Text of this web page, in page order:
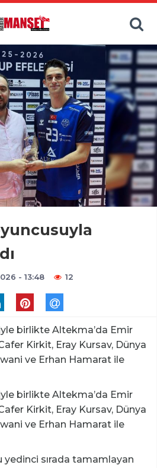
- 13:48 12
birlikte Altekma’da Emir
Kirkit, Eray Kursav, Dünya
ve Erhan Hamarat ile
birlikte Altekma’da Emir
Kirkit, Eray Kursav, Dünya
ve Erhan Hamarat ile
yedinci sırada tamamlayan